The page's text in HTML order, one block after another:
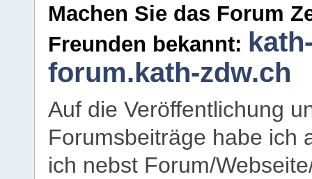
Machen Sie das Forum
Freunden bekannt:
forum.kath-zdw.ch
Auf die Veröffentlichung
Forumsbeiträge habe ich
ich nebst Forum/